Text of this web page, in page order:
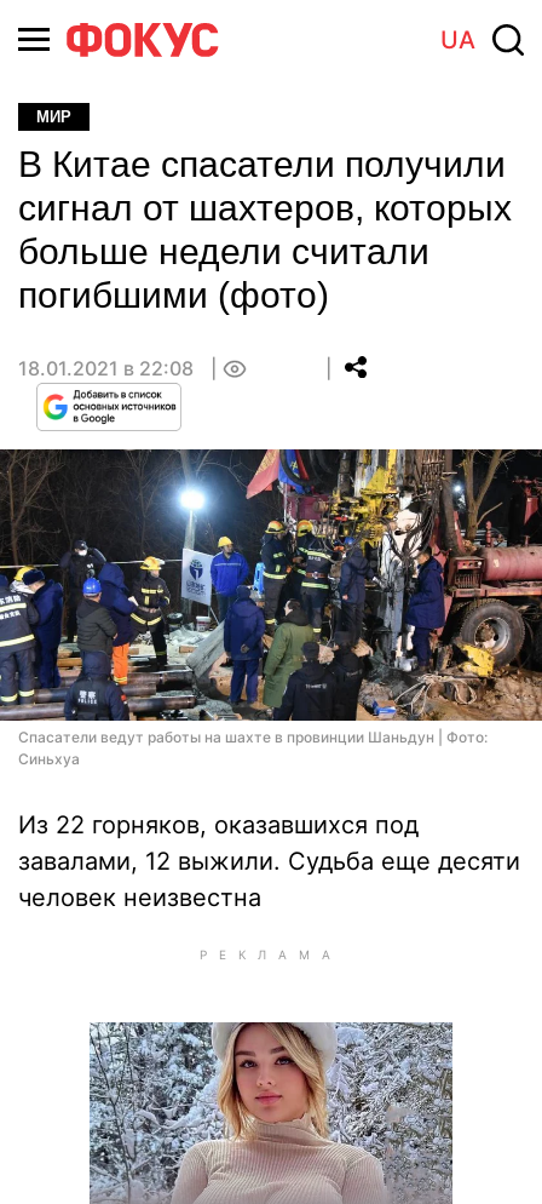
UA
МИР
В Китае спасатели получили
сигнал от шахтеров, которых
больше недели считали
погибшими (фото)
18.01.2021 в 22:08
Спасатели ведут работы на шахте в провинции Шаньдун | Фото:
Синьхуа
Из 22 горняков, оказавшихся под
завалами, 12 выжили. Судьба еще десяти
человек неизвестна